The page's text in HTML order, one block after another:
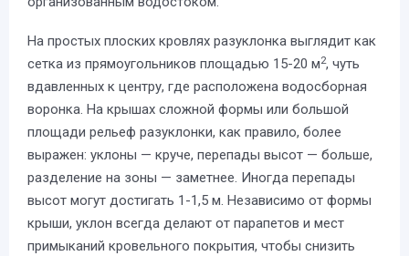
На простых плоских кровлях разуклонка выглядит как
сетка из прямоугольников площадью 15-20 м2, чуть
вдавленных к центру, где расположена водосборная
воронка. На крышах сложной формы или большой
площади рельеф разуклонки, как правило, более
выражен: уклоны — круче, перепады высот — больше,
разделение на зоны — заметнее. Иногда перепады
высот могут достигать 1-1,5 м. Независимо от формы
крыши, уклон всегда делают от парапетов и мест
примыканий кровельного покрытия, чтобы снизить